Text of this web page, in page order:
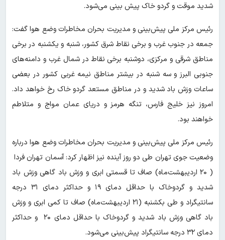
شدید موقت و گردو خاک پیش بینی می‌شود.
رئیس مرکز ملی پیش‌بینی و مدیریت بحران مخاطرات وضع هوا گفت:
جمعه در جنوب غرب و برخی نقاط شرق کشور، شنبه و یکشنبه در برخی
مناطق شرقی و مرکزی، دوشنبه برخی نقاط در شمال غرب و دامنه‌های
جنوبی البرز و سه شنبه در بیشتر مناطق نیمه غربی کشور در بعضی
ساعات وزش باد شدید و در مناطق مستعد گردو خاک رخ خواهد داد.
امروز نیز خلیج فارس، تنگه هرمز و دریای عمان مواج و متلاطم
خواهند بود.
رئیس مرکز ملی پیش‌بینی و مدیریت بحران مخاطرات وضع هوا درباره
وضعیت جوی تهران طی دو روز آینده نیز اظهار کرد: آسمان تهران فردا
( ۲۰ اردیبهشت‌ماه) صاف تا قسمتی ابری و وزش باد گاهی وزش باد
شدید و گردوخاک با حداقل دمای ۱۹ و حداکثر دمای ۳۱ درجه
سانتیگراد و طی ‌بکشنبه (۲۱ اردیبهشت‌ماه) صاف تا کمی ابری و وزش
باد گاهی وزش باد شدید و گردوخاک با حداقل دمای ۲۰ و حداکثر
دمای ۳۲ درجه سانتیگراد پیش‌بینی می‌شود.